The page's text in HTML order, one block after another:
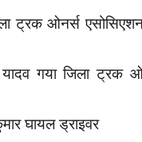
ट्रक ओनर्स
गया जिला ट्रक
घायल ड्राइवर